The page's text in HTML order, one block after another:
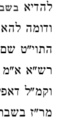
להדיא
ודומה
התוי"ט
רש"א א"מ
וקמ"ל
מר"ז